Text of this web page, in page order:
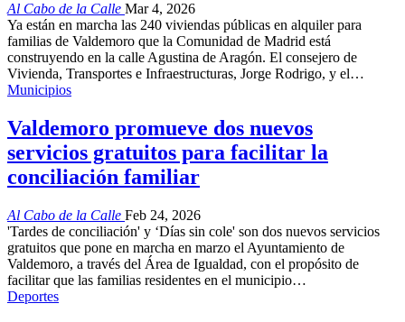
Al Cabo de la Calle Mar 4, 2026
Ya están en marcha las 240 viviendas públicas en alquiler para
familias de Valdemoro que la Comunidad de Madrid está
construyendo en la calle Agustina de Aragón. El consejero de
Vivienda, Transportes e Infraestructuras, Jorge Rodrigo, y el…
Municipios
Valdemoro promueve dos nuevos
servicios gratuitos para facilitar la
conciliación familiar
Al Cabo de la Calle Feb 24, 2026
'Tardes de conciliación' y ‘Días sin cole' son dos nuevos servicios
gratuitos que pone en marcha en marzo el Ayuntamiento de
Valdemoro, a través del Área de Igualdad, con el propósito de
facilitar que las familias residentes en el municipio…
Deportes